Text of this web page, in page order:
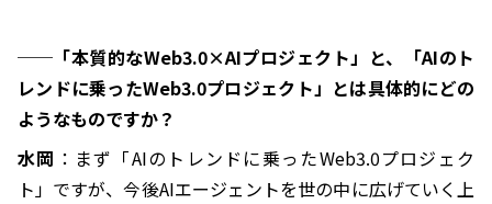
──「本質的なWeb3.0×AIプロジェクト」と、「AIのト
レンドに乗ったWeb3.0プロジェクト」とは具体的にどの
ようなものですか？
水岡 ：まず「AIのトレンドに乗ったWeb3.0プロジェク
ト」ですが、今後AIエージェントを世の中に広げていく上